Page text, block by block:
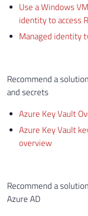
Use a Windows
identity to access
Managed identity
Recommend a
and secrets
Azure Key Vault
Azure Key Vault
overview
Recommend a
Azure AD